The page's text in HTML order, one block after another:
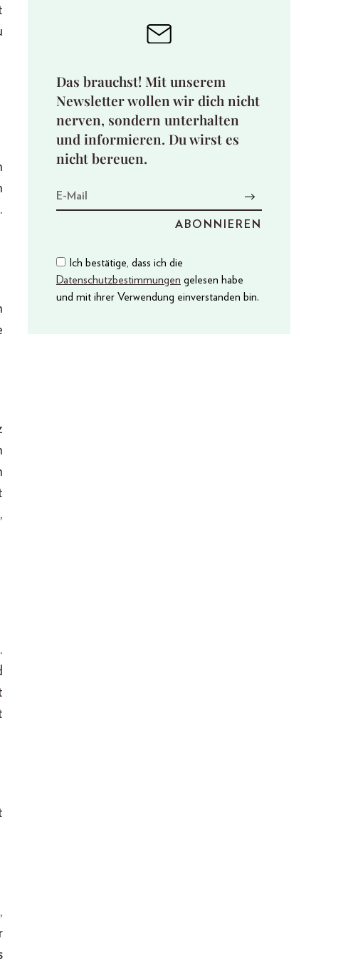
Das brauchst! Mit unserem
Newsletter wollen wir dich nicht
nerven, sondern unterhalten
und informieren. Du wirst es
nicht bereuen.
Ich bestätige, dass ich die
Datenschutzbestimmungen gelesen habe
und mit ihrer Verwendung einverstanden bin.